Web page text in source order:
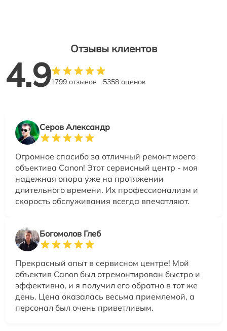
Отзывы клиентов
4.91799 отзывов 5358 оценок
Серов Александр
Огромное спасибо за отличный ремонт моего
объектива Canon! Этот сервисный центр - моя
надежная опора уже на протяжении
длительного времени. Их профессионализм и
скорость обслуживания всегда впечатляют.
Богомолов Глеб
Прекрасный опыт в сервисном центре! Мой
объектив Canon был отремонтирован быстро и
эффективно, и я получил его обратно в тот же
день. Цена оказалась весьма приемлемой, а
персонал был очень приветливым.